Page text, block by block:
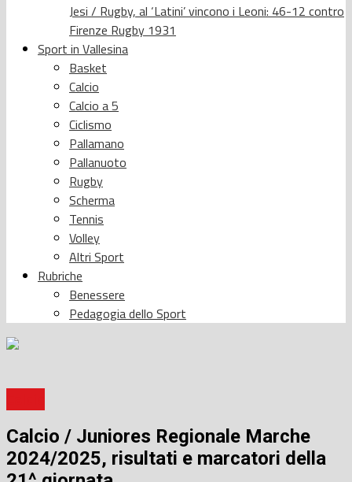
Jesi / Rugby, al ‘Latini’ vincono i Leoni: 46-12 contro
Firenze Rugby 1931
Sport in Vallesina
Basket
Calcio
Calcio a 5
Ciclismo
Pallamano
Pallanuoto
Rugby
Scherma
Tennis
Volley
Altri Sport
Rubriche
Benessere
Pedagogia dello Sport
Calcio / Juniores Regionale Marche
2024/2025, risultati e marcatori della